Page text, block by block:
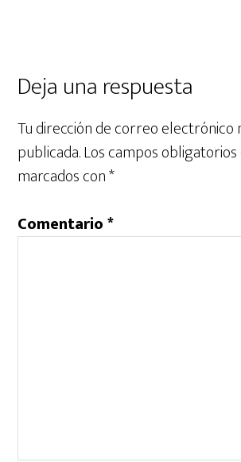
Deja una respuesta
Tu dirección de correo electrónico
publicada.Los campos
marcados con*
Comentario*